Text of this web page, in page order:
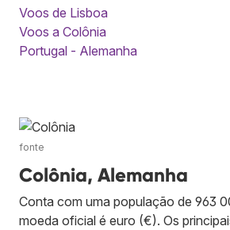
Voos de Lisboa
Voos a Colônia
Portugal - Alemanha
fonte
Colônia, Alemanha
Conta com uma população de 963
moeda oficial é euro (€). Os